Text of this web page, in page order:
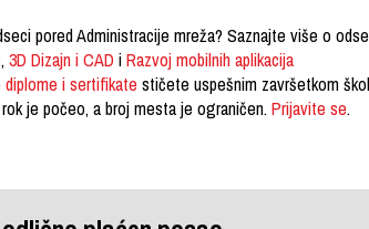
pored Administracije mreža? Saznajte više o
, 3D Dizajn i CAD iRazvoj mobilnih aplikacija
diplome i sertifikate stičete uspešnim završetkom
je počeo, a broj mesta je ograničen.Prijavite se.